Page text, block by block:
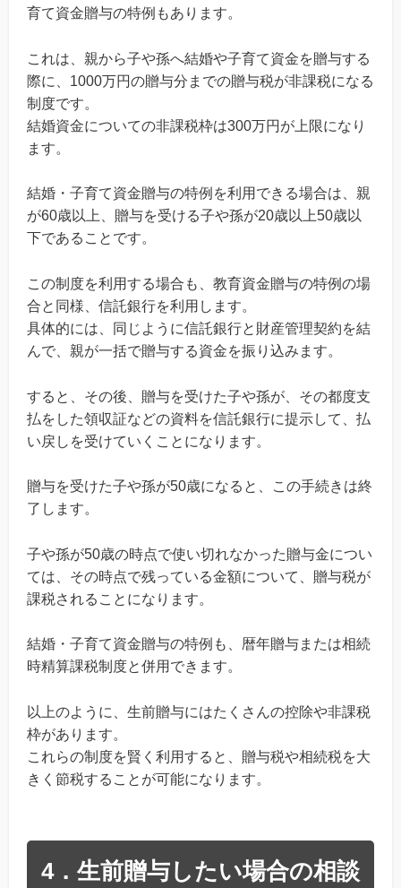
育て資金贈与の特例もあります。
これは、親から子や孫へ結婚や子育て資金を贈与する
際に、1000万円の贈与分までの贈与税が非課税になる
制度です。
結婚資金についての非課税枠は300万円が上限になり
ます。
結婚・子育て資金贈与の特例を利用できる場合は、親
が60歳以上、贈与を受ける子や孫が20歳以上50歳以
下であることです。
この制度を利用する場合も、教育資金贈与の特例の場
合と同様、信託銀行を利用します。
具体的には、同じように信託銀行と財産管理契約を結
んで、親が一括で贈与する資金を振り込みます。
すると、その後、贈与を受けた子や孫が、その都度支
払をした領収証などの資料を信託銀行に提示して、払
い戻しを受けていくことになります。
贈与を受けた子や孫が50歳になると、この手続きは終
了します。
子や孫が50歳の時点で使い切れなかった贈与金につい
ては、その時点で残っている金額について、贈与税が
課税されることになります。
結婚・子育て資金贈与の特例も、暦年贈与または相続
時精算課税制度と併用できます。
以上のように、生前贈与にはたくさんの控除や非課税
枠があります。
これらの制度を賢く利用すると、贈与税や相続税を大
きく節税することが可能になります。
4．生前贈与したい場合の相談